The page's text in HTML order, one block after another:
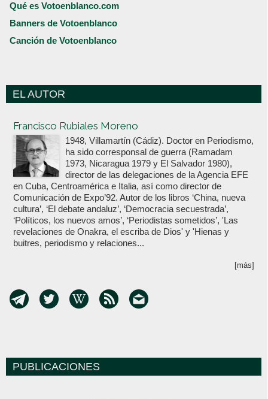
Qué es Votoenblanco.com
Banners de Votoenblanco
Canción de Votoenblanco
EL AUTOR
Francisco Rubiales Moreno
1948, Villamartín (Cádiz). Doctor en Periodismo,
ha sido corresponsal de guerra (Ramadam
1973, Nicaragua 1979 y El Salvador 1980),
director de las delegaciones de la Agencia EFE
en Cuba, Centroamérica e Italia, así como director de
Comunicación de Expo’92. Autor de los libros ‘China, nueva
cultura’, ‘El debate andaluz’, ‘Democracia secuestrada’,
‘Políticos, los nuevos amos’, ‘Periodistas sometidos’, 'Las
revelaciones de Onakra, el escriba de Dios' y 'Hienas y
buitres, periodismo y relaciones...
[más]
PUBLICACIONES